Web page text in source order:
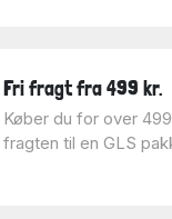
Fri fragt fra 499 kr.
Køber du for over
fragten til en GLS